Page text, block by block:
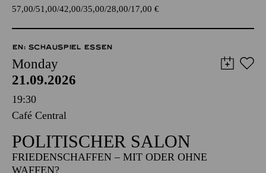
57,00 51,00 42,00 35,00 28,00 17,00 €
EN: SCHAUSPIEL ESSEN
Monday
21.09.2026
19:30
Café Central
POLITISCHER SALON
FRIEDENSCHAFFEN – MIT ODER OHNE
WAFFEN?